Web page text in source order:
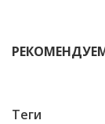
Теги